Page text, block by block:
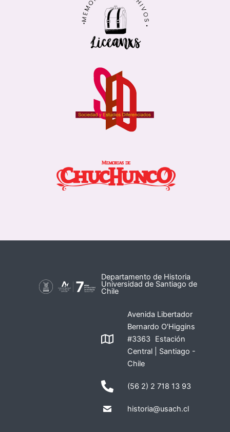
Departamento de Historia
Universidad de Santiago de
Chile
Avenida Libertador
Bernardo O'Higgins
#3363 Estación
Central | Santiago -
Chile
(56 2) 2 718 13 93
historia@usach.cl